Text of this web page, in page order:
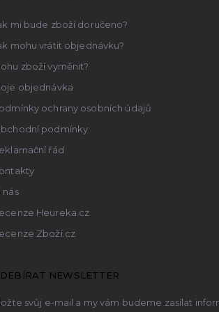
mi bude zboží doručeno?
mohu vrátit objednávku?
zboží vyměnit?
objednávka
ochrany osobních údajů
podmínky
řád
nás
Heureka.cz
Zboží.cz
NEWSLETTER
svůj e-mail a my vám budeme zasílat